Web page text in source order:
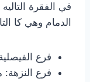
في الفقرة
الدمام وهي كا
فرع
فرع النزهة: